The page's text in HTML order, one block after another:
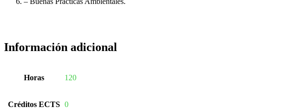
Información adicional
Horas 120
Créditos ECTS 0